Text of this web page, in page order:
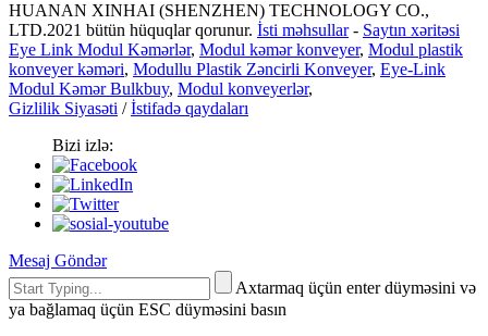
HUANAN XINHAI (SHENZHEN) TECHNOLOGY CO.,
LTD.2021 bütün hüquqlar qorunur. İsti məhsullar- Saytın xəritəsi
Eye Link Modul Kəmərlər, Modul kəmər konveyer, Modul plastik
konveyer kəməri, Modullu Plastik Zəncirli Konveyer, Eye-Link
Modul Kəmər Bulkbuy, Modul konveyerlər,
Gizlilik Siyasəti /İstifadə qaydaları
Bizi izlə:
Mesaj Göndər
Axtarmaq üçün enter düyməsini və
ya bağlamaq üçün ESC düyməsini basın